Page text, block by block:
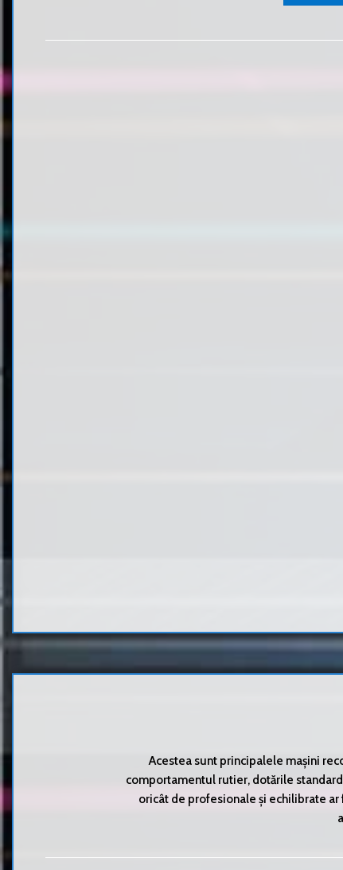
Acestea sunt principalele mașini
comportamentul rutier, dotările
oricât de profesionale și echilibrate